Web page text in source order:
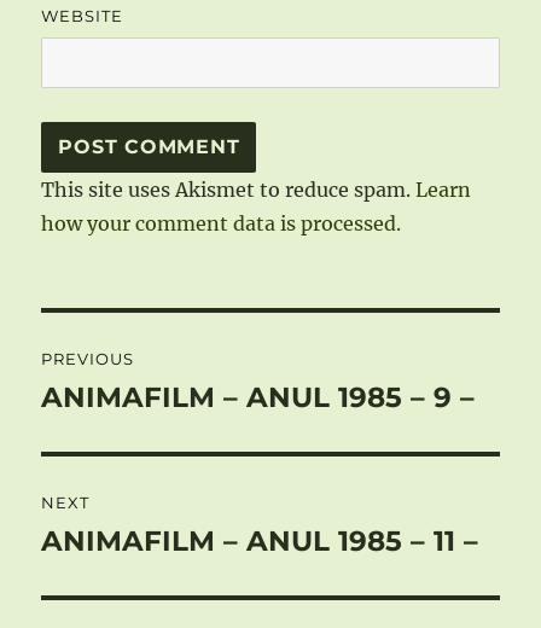
WEBSITE
This site uses Akismet to reduce spam.Learn
how your comment data is processed.
navigation
PREVIOUS
Previous
ANIMAFILM – ANUL 1985 – 9 –
NEXT
Next
ANIMAFILM – ANUL 1985 – 11 –